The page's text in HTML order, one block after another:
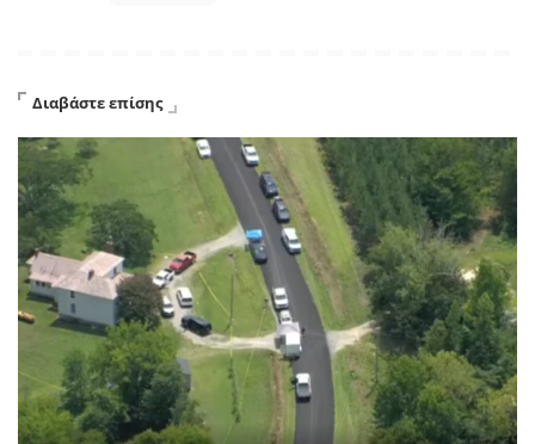
Διαβάστε επίσης